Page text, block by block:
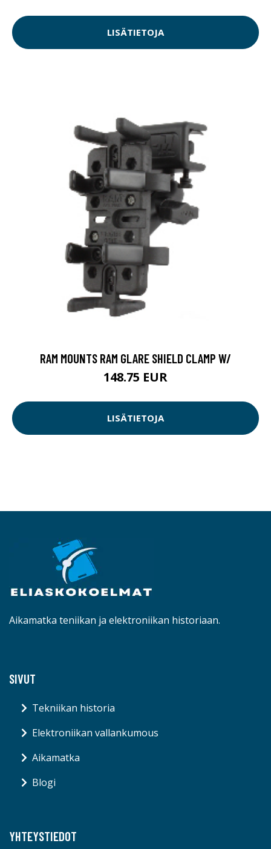
LISÄTIETOJA
RAM MOUNTS RAM GLARE SHIELD CLAMP W/
148.75 EUR
LISÄTIETOJA
Aikamatka teniikan ja elektroniikan historiaan.
SIVUT
Tekniikan historia
Elektroniikan vallankumous
Aikamatka
Blogi
YHTEYSTIEDOT